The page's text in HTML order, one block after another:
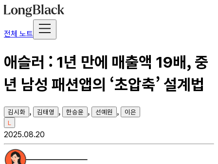
전체 노트
애슬러 : 1년 만에 매출액 19배, 중
년 남성 패션앱의 ‘초압축’ 설계법
김시화 , 김태영 , 한승윤 , 선예원 ,
이은
L
2025.08.20